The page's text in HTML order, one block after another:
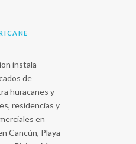
instala
de
huracanes y
residencias y
en
Cancún, Playa